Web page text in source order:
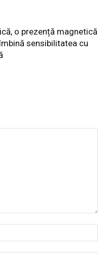
o prezență magnetică
sensibilitatea cu